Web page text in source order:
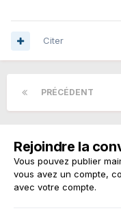
Citer
PRÉCÉDENT
Rejoindre la
Vous pouvez publier
vous avez un compte,
avec votre compte.